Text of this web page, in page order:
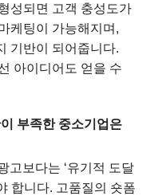
성되면 고객 충성도가
케팅이 가능해지며,
기반이 되어줍니다.
아이디어도 얻을 수
부족한 중소기업은
고보다는 ‘유기적 도달
합니다. 고품질의 숏폼